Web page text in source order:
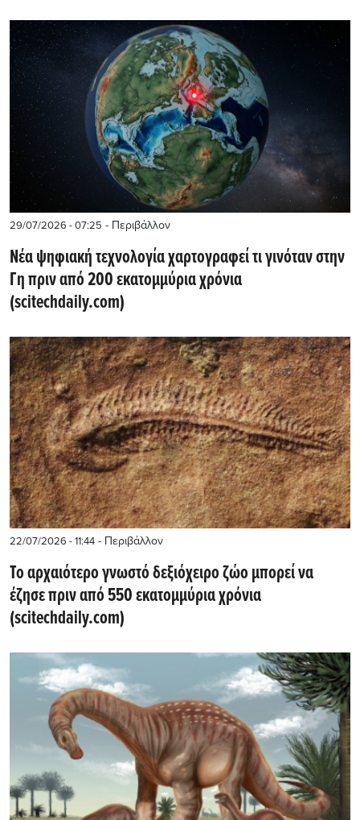
29/07/2026 - 07:25 - Περιβάλλον
Νέα ψηφιακή τεχνολογία χαρτογραφεί τι γινόταν στην
Γη πριν από 200 εκατομμύρια χρόνια
(scitechdaily.com)
22/07/2026 - 11:44 - Περιβάλλον
Το αρχαιότερο γνωστό δεξιόχειρο ζώο μπορεί να
έζησε πριν από 550 εκατομμύρια χρόνια
(scitechdaily.com)